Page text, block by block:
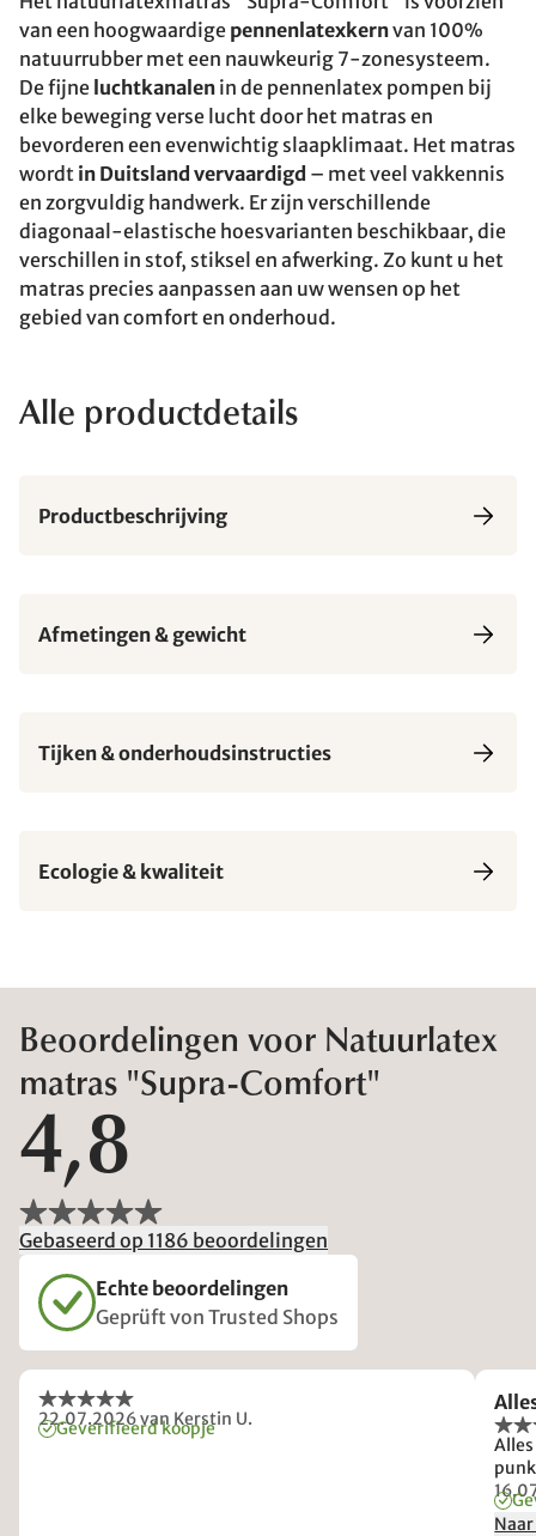
van een hoogwaardige pennenlatexkernvan 100%
natuurrubber met een nauwkeurig 7-zonesysteem.
De fijne luchtkanalen in de pennenlatex pompen bij
elke beweging verse lucht door het matras en
bevorderen een evenwichtig slaapklimaat. Het matras
wordt in Duitsland vervaardigd – met veel vakkennis
en zorgvuldig handwerk. Er zijn verschillende
diagonaal-elastische hoesvarianten beschikbaar, die
verschillen in stof, stiksel en afwerking. Zo kunt u het
matras precies aanpassen aan uw wensen op het
gebied van comfort en onderhoud.
Alle productdetails
Productbeschrijving
Afmetingen & gewicht
Tijken & onderhoudsinstructies
Ecologie & kwaliteit
Beoordelingen voor Natuurlatex
matras "Supra-Comfort"
4,8
Gebaseerd op 1186 beoordelingen
Echte beoordelingen
Geprüft von Trusted Shops
22.07.2026van Kerstin U.
Geverifieerd koopje